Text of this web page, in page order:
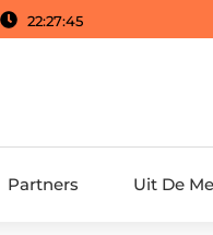
22:27:46
Partners Uit De